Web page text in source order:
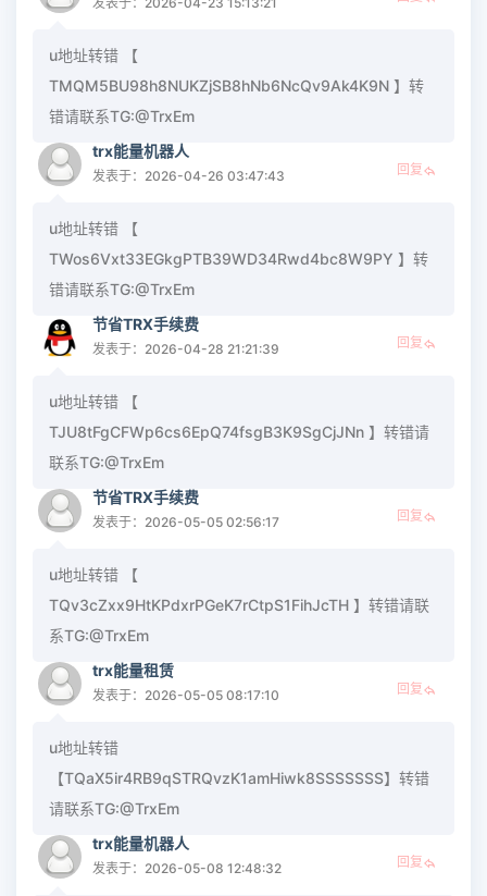
u地址转错 【
TMQM5BU98h8NUKZjSB8hNb6NcQv9Ak4K9N 】转
错请联系TG:@TrxEm
trx能量机器人
发表于：2026-04-26 03:47:43 回复
u地址转错 【
TWos6Vxt33EGkgPTB39WD34Rwd4bc8W9PY 】转
错请联系TG:@TrxEm
节省TRX手续费
发表于：2026-04-28 21:21:39 回复
u地址转错 【
TJU8tFgCFWp6cs6EpQ74fsgB3K9SgCjJNn 】转错请
联系TG:@TrxEm
节省TRX手续费
发表于：2026-05-05 02:56:17 回复
u地址转错 【
TQv3cZxx9HtKPdxrPGeK7rCtpS1FihJcTH 】转错请联
系TG:@TrxEm
trx能量租赁
发表于：2026-05-05 08:17:10 回复
u地址转错
【TQaX5ir4RB9qSTRQvzK1amHiwk8SSSSSSS】转错
请联系TG:@TrxEm
trx能量机器人
发表于：2026-05-08 12:48:32 回复